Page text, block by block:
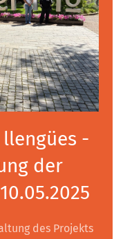
-
der
des Projekts